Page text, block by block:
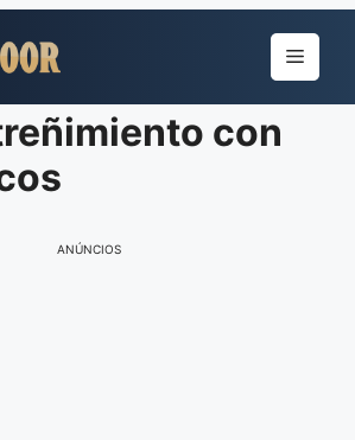
Menu
con
ANÚNCIOS